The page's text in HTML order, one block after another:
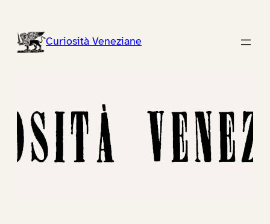
contenutoCuriosità Veneziane